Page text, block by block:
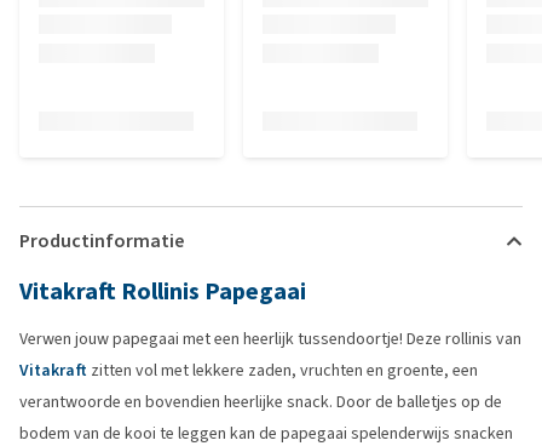
Productinformatie
Vitakraft Rollinis Papegaai
Verwen jouw papegaai met een heerlijk tussendoortje! Deze rollinis van
Vitakraft zitten vol met lekkere zaden, vruchten en groente, een
verantwoorde en bovendien heerlijke snack. Door de balletjes op de
bodem van de kooi te leggen kan de papegaai spelenderwijs snacken